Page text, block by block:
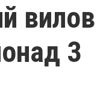
вилов
3